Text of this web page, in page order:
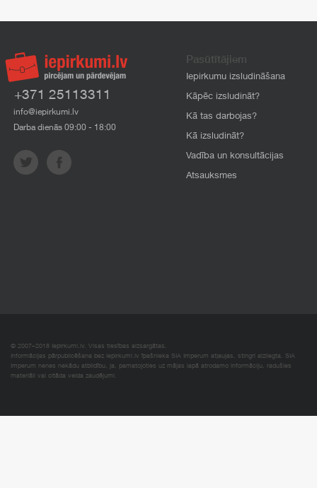
+371 25113311
info@iepirkumi.lv
Darba dienās 09:00 - 18:00
Pasūtītājiem
Iepirkumu izsludināšana
Kāpēc izsludināt?
Kā tas darbojas?
Kā izsludināt?
Vadība un konsultācijas
Atsauksmes
© 2007–2018 Iepirkumi.lv. Visas tiesības aizsargātas.
Informācijas pārpublicēšana bez iepirkumi.lv īpašnieka SIA Imperum atļaujas, stingri aizliegta. SIA
Imperum nenes nekādu atbildību, ja, pamatojoties uz mājas lapā atrodamo informāciju, radušies
materiāli vai citāda veida zaudējumi.